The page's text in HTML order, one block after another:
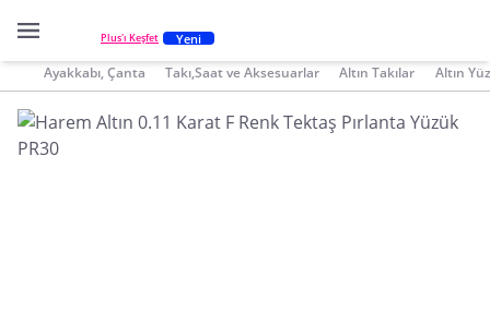
Plus'ı Keşfet Yeni
Ayakkabı, Çanta Takı,Saat ve Aksesuarlar Altın Takılar Altın